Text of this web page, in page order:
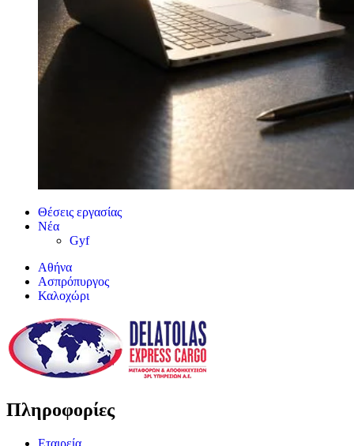
Θέσεις εργασίας
Νέα
Gyf
Αθήνα
Ασπρόπυργος
Καλοχώρι
Πληροφορίες
Εταιρεία